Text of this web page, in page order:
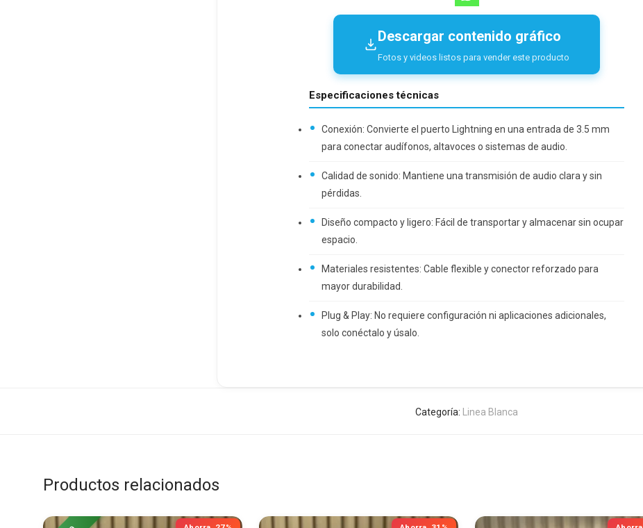
Descargar contenido gráfico
Fotos y videos listos para vender este producto
Especificaciones técnicas
Conexión: Convierte el puerto Lightning en una entrada de 3.5 mm
para conectar audífonos, altavoces o sistemas de audio.
Calidad de sonido: Mantiene una transmisión de audio clara y sin
pérdidas.
Diseño compacto y ligero: Fácil de transportar y almacenar sin ocupar
espacio.
Materiales resistentes: Cable flexible y conector reforzado para
mayor durabilidad.
Plug & Play: No requiere configuración ni aplicaciones adicionales,
solo conéctalo y úsalo.
Categoría: Linea Blanca
Productos relacionados